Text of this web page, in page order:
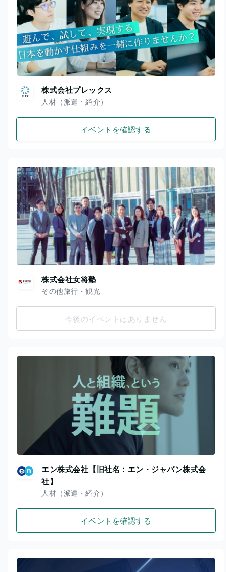
株式会社プレックス
人材（派遣・紹介）
イベントを確認する
株式会社女将塾
その他旅行・観光
今後のイベントはありません
エン株式会社【旧社名：エン・ジャパン株式会
社】
人材（派遣・紹介）
イベントを確認する